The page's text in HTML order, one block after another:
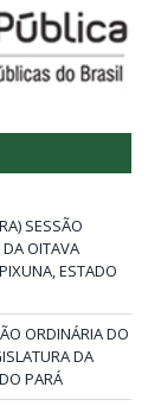
SESSÃO
OITAVA
ESTADO
ORDINÁRIA DO
DA
PARÁ